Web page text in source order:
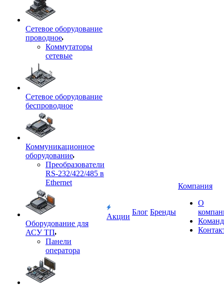
Сетевое оборудование
проводное
Коммутаторы
сетевые
Сетевое оборудование
беспроводное
Коммуникационное
оборудование
Преобразователи
RS-232/422/485 в
Ethernet
Оборудование для
АСУ ТП
Панели
оператора
Акции
Блог Бренды
Компания
О